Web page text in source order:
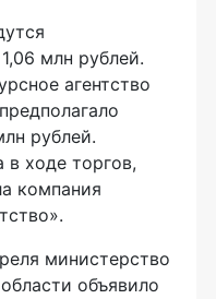
млн рублей.
агентство
рублей.
в ходе торгов,
компания
министерство
объявило